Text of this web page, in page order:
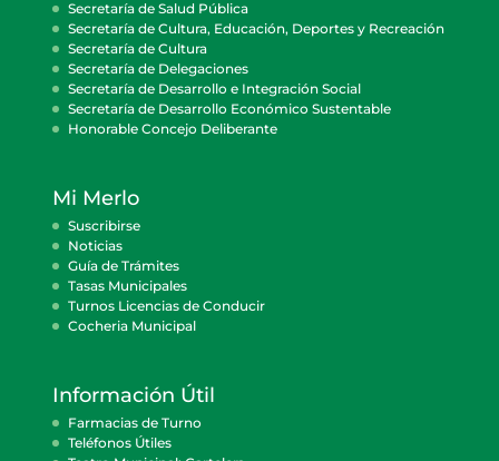
Secretaría de Salud Pública
Secretaría de Cultura, Educación, Deportes y Recreación
Secretaría de Cultura
Secretaría de Delegaciones
Secretaría de Desarrollo e Integración Social
Secretaría de Desarrollo Económico Sustentable
Honorable Concejo Deliberante
Mi Merlo
Suscribirse
Noticias
Guía de Trámites
Tasas Municipales
Turnos Licencias de Conducir
Cocheria Municipal
Información Útil
Farmacias de Turno
Teléfonos Útiles